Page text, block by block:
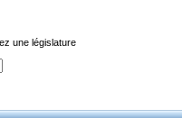
une législature